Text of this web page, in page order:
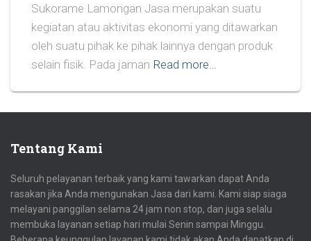
Sukorame Lamongan Jasa merupakan suatu
kegiatan atau aktivitas ekonomi yang ditawarkan
oleh suatu pihak ke pihak lainnya dengan produk
selain fisik. Pada jaman Read more…
Tentang Kami
Seluruh pelayanan terbaik yang kami tawarkan dapat Anda
rasakan jika Anda mengunakan Jasa dari kami. Kami siap siaga
melayani panggilan selama 24 jam non stop, dan juga selalu
membuka layanan setiap hari mulai Senin sampai Minggu.